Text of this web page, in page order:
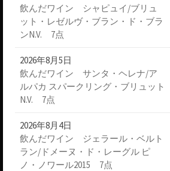
飲んだワイン シャピュイ/ブリュ
ット・レゼルヴ・ブラン・ド・ブラ
ンN.V. 7点
2026年8月5日
飲んだワイン サンタ・ヘレナ/ア
ルパカ スパークリング・ブリュット
N.V. 7点
2026年8月4日
飲んだワイン ジェラール・ベルト
ラン/ドメーヌ・ド・レーグル ピ
ノ・ノワール2015 7点